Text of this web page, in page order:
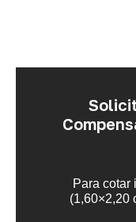
Para cotar
(1,60×2,20